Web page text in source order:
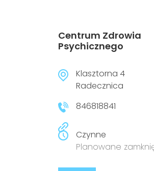
Centrum Zdrowia
Psychicznego
Klasztorna 4
Radecznica
846818841
Czynne
Planowane